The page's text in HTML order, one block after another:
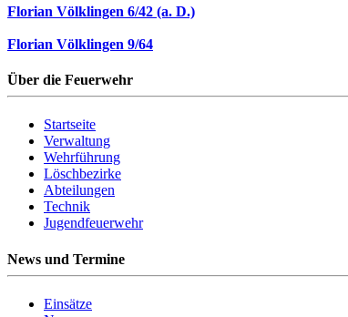
Florian Völklingen 6/42 (a. D.)
Florian Völklingen 9/64
Über die Feuerwehr
Startseite
Verwaltung
Wehrführung
Löschbezirke
Abteilungen
Technik
Jugendfeuerwehr
News und Termine
Einsätze